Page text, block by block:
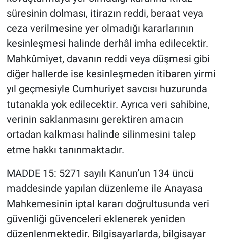
süresinin dolması, itirazın reddi, beraat veya
ceza verilmesine yer olmadığı kararlarının
kesinleşmesi halinde derhâl imha edilecektir.
Mahkûmiyet, davanın reddi veya düşmesi gibi
diğer hallerde ise kesinleşmeden itibaren yirmi
yıl geçmesiyle Cumhuriyet savcısı huzurunda
tutanakla yok edilecektir. Ayrıca veri sahibine,
verinin saklanmasını gerektiren amacın
ortadan kalkması halinde silinmesini talep
etme hakkı tanınmaktadır.
MADDE 15: 5271 sayılı Kanun’un 134 üncü
maddesinde yapılan düzenleme ile Anayasa
Mahkemesinin iptal kararı doğrultusunda veri
güvenliği güvenceleri eklenerek yeniden
düzenlenmektedir. Bilgisayarlarda, bilgisayar